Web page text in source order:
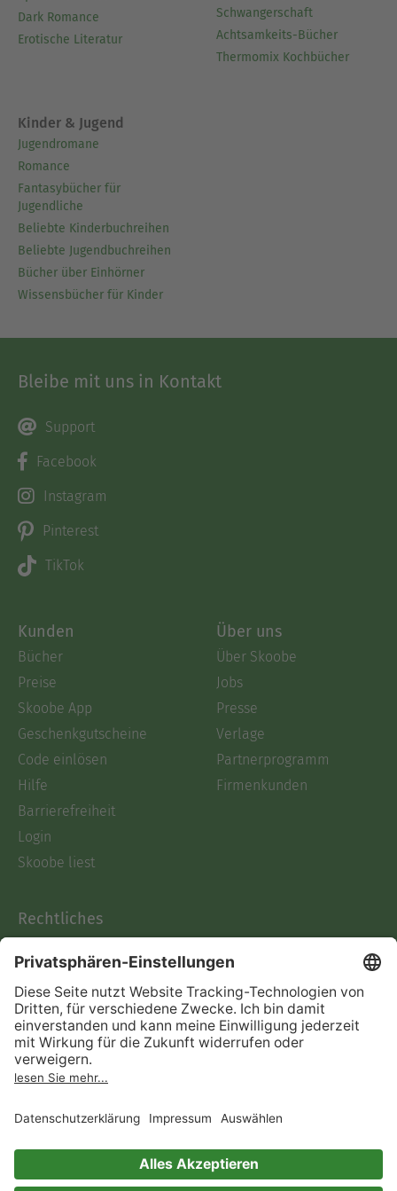
Dark Romance
Erotische Literatur
Schwangerschaft
Achtsamkeits-Bücher
Thermomix Kochbücher
Kinder & Jugend
Jugendromane
Romance
Fantasybücher für
Jugendliche
Beliebte Kinderbuchreihen
Beliebte Jugendbuchreihen
Bücher über Einhörner
Wissensbücher für Kinder
Bleibe mit uns in Kontakt
Support
Facebook
Instagram
Pinterest
TikTok
Kunden
Bücher
Preise
Skoobe App
Geschenkgutscheine
Code einlösen
Hilfe
Barrierefreiheit
Login
Skoobe liest
Über uns
Über Skoobe
Jobs
Presse
Verlage
Partnerprogramm
Firmenkunden
Rechtliches
AGB
Informationen nach Data
Act
Verträge hier kündigen
Impressum
Immer ein gutes Buch